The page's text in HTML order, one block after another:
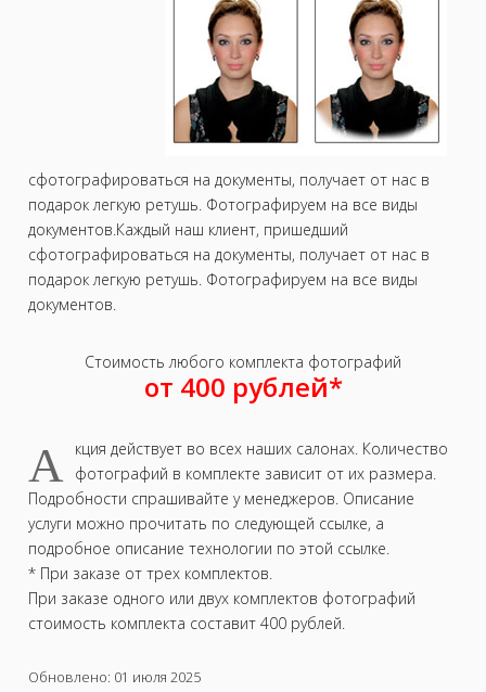
сфотографироваться на документы, получает от нас в
подарок легкую ретушь. Фотографируем на все виды
документов.Каждый наш клиент, пришедший
сфотографироваться на документы, получает от нас в
подарок легкую ретушь. Фотографируем на все виды
документов.
Стоимость любого комплекта фотографий
от 400 рублей*
А кция действует во всех наших салонах. Количество
фотографий в комплекте зависит от их размера.
Подробности спрашивайте у менеджеров. Описание
услуги можно прочитать по следующей ссылке, а
подробное описание технологии по этой ссылке.
* При заказе от трех комплектов.
При заказе одного или двух комплектов фотографий
стоимость комплекта составит 400 рублей.
Обновлено: 01 июля 2025